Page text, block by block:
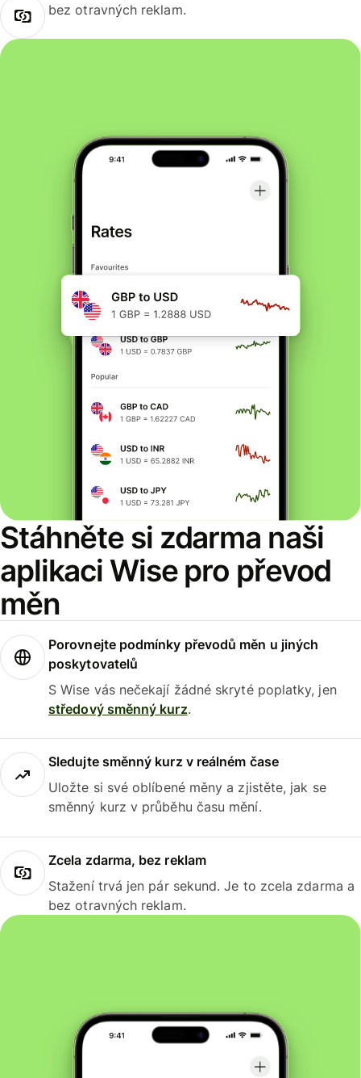
bez otravných reklam.
Stáhněte si zdarma naši
aplikaci Wise pro převod
měn
Porovnejte podmínky převodů měn u jiných
poskytovatelů
S Wise vás nečekají žádné skryté poplatky, jen
středový směnný kurz.
Sledujte směnný kurz v reálném čase
Uložte si své oblíbené měny a zjistěte, jak se
směnný kurz v průběhu času mění.
Zcela zdarma, bez reklam
Stažení trvá jen pár sekund. Je to zcela zdarma a
bez otravných reklam.